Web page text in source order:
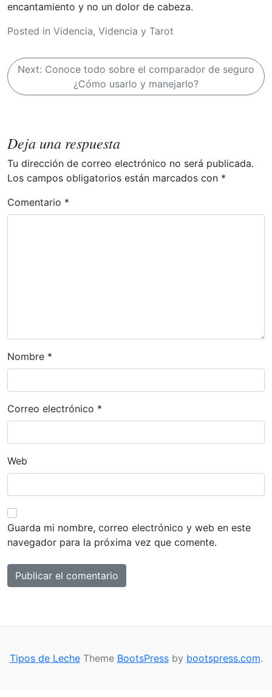
encantamiento y no un dolor de cabeza.
Posted in Videncia, Videncia y Tarot
N
a
g
a
c
i
ó
r
a
d
a
s
Next: Conoce todo sobre el comparador de seguro
¿Cómo usarlo y manejarlo?
Deja una respuesta
Tu dirección de correo electrónico no será publicada.
Los campos obligatorios están marcados con *
Comentario *
Nombre *
Correo electrónico *
Web
Guarda mi nombre, correo electrónico y web en este
navegador para la próxima vez que comente.
Tipos de LecheTheme BootsPressby bootspress.com.